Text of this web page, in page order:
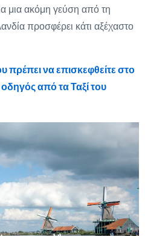
μια ακόμη γεύση από τη
προσφέρει κάτι αξέχαστο
πρέπει να επισκεφθείτε στο
από τα Ταξί του